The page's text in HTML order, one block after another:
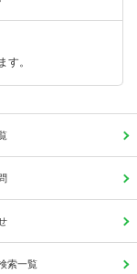
す。
索一覧